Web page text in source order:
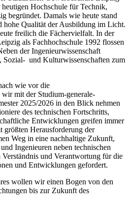
Hochschule für Technik,
begründet. Damals wie heute stand
hohe Qualität der Ausbildung im Licht.
freilich die Fächervielfalt. In der
als Fachhochschule 1992 flossen
der Ingenieurwissenschaft
Sozial- und Kulturwissenschaften zum
wie vor die
mit der Studium-generale-
2025/2026 in den Blick nehmen
des technischen Fortschritts,
Entwicklungen greifen immer
größten Herausforderung der
Weg in eine nachhaltige Zukunft,
Ingenieuren neben technischen
und Verantwortung für die
und Entwicklungen gefordert.
wollen wir einen Bogen von den
bis zur Zukunft des